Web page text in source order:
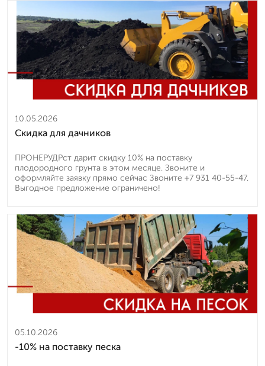
10.05.2026
Скидка для дачников
ПРОНЕРУДРст дарит скидку 10% на поставку
плодородного грунта в этом месяце. Звоните и
оформляйте заявку прямо сейчас Звоните +7 931 40-55-47.
Выгодное предложение ограничено!
05.10.2026
-10% на поставку песка